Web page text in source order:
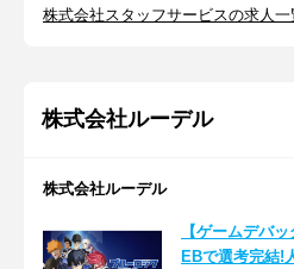
株式会社スタッフサービスの求人一
株式会社ルーデル
株式会社ルーデル
【ゲームデバ
EBで選考完結!